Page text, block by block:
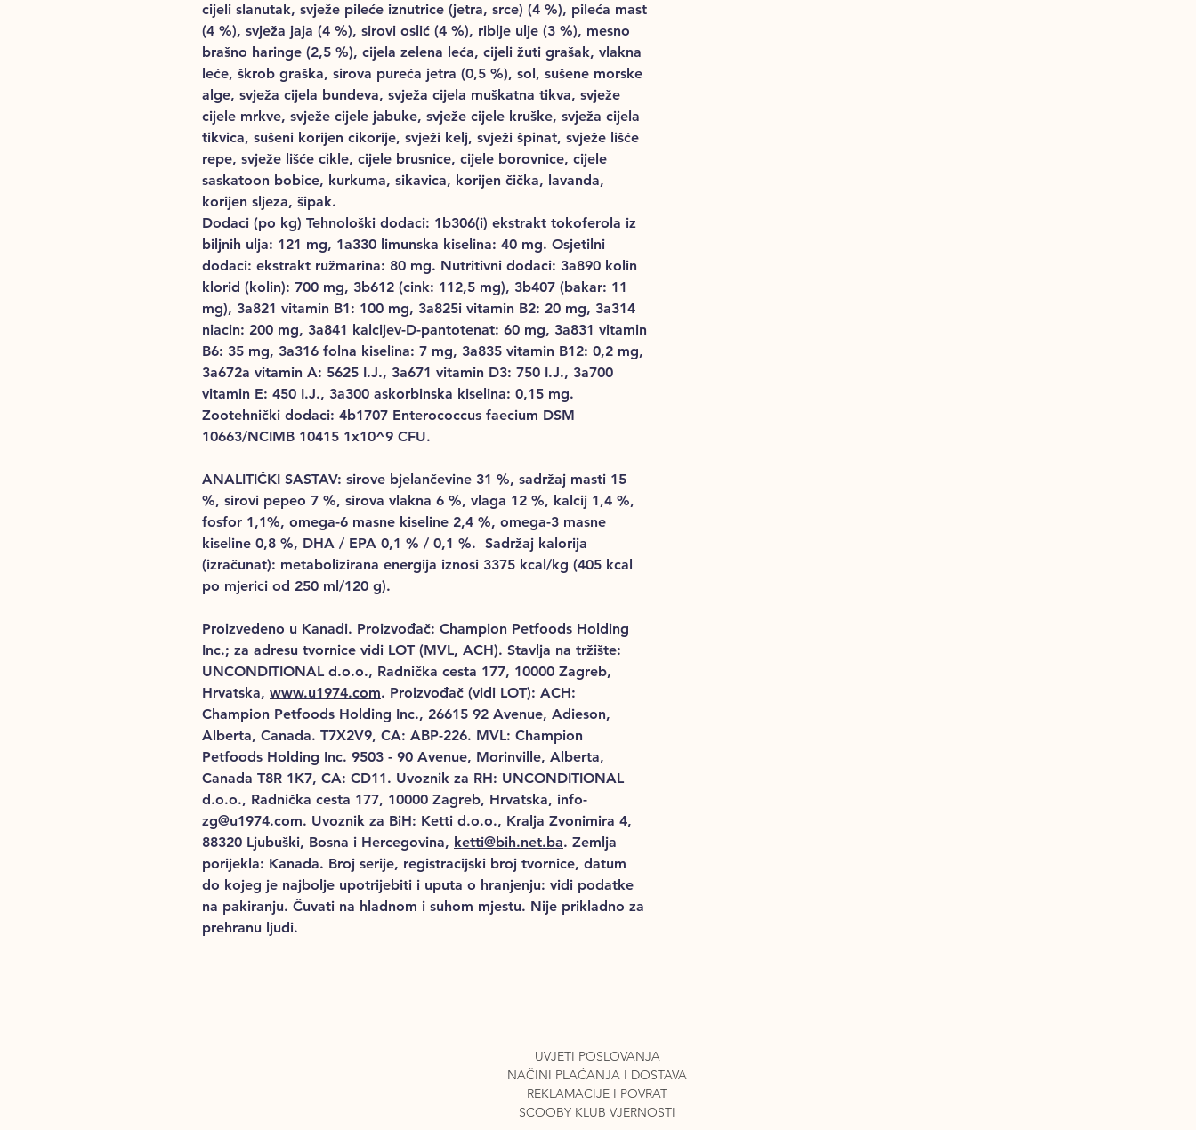
cijeli slanutak, svježe pileće iznutrice (jetra, srce) (4 %), pileća mast
(4 %), svježa jaja (4 %), sirovi oslić (4 %), riblje ulje (3 %), mesno
brašno haringe (2,5 %), cijela zelena leća, cijeli žuti grašak, vlakna
leće, škrob graška, sirova pureća jetra (0,5 %), sol, sušene morske
alge, svježa cijela bundeva, svježa cijela muškatna tikva, svježe
cijele mrkve, svježe cijele jabuke, svježe cijele kruške, svježa cijela
tikvica, sušeni korijen cikorije, svježi kelj, svježi špinat, svježe lišće
repe, svježe lišće cikle, cijele brusnice, cijele borovnice, cijele
saskatoon bobice, kurkuma, sikavica, korijen čička, lavanda,
korijen sljeza, šipak.
Dodaci (po kg) Tehnološki dodaci: 1b306(i) ekstrakt tokoferola iz
biljnih ulja: 121 mg, 1a330 limunska kiselina: 40 mg. Osjetilni
dodaci: ekstrakt ružmarina: 80 mg. Nutritivni dodaci: 3a890 kolin
klorid (kolin): 700 mg, 3b612 (cink: 112,5 mg), 3b407 (bakar: 11
mg), 3a821 vitamin B1: 100 mg, 3a825i vitamin B2: 20 mg, 3a314
niacin: 200 mg, 3a841 kalcijev-D-pantotenat: 60 mg, 3a831 vitamin
B6: 35 mg, 3a316 folna kiselina: 7 mg, 3a835 vitamin B12: 0,2 mg,
3a672a vitamin A: 5625 I.J., 3a671 vitamin D3: 750 I.J., 3a700
vitamin E: 450 I.J., 3a300 askorbinska kiselina: 0,15 mg.
Zootehnički dodaci: 4b1707 Enterococcus faecium DSM
10663/NCIMB 10415 1x10^9 CFU.
ANALITIČKI SASTAV: sirove bjelančevine 31 %, sadržaj masti 15
%, sirovi pepeo 7 %, sirova vlakna 6 %, vlaga 12 %, kalcij 1,4 %,
fosfor 1,1%, omega-6 masne kiseline 2,4 %, omega-3 masne
kiseline 0,8 %, DHA / EPA 0,1 % / 0,1 %. Sadržaj kalorija
(izračunat): metabolizirana energija iznosi 3375 kcal/kg (405 kcal
po mjerici od 250 ml/120 g).
Proizvedeno u Kanadi. Proizvođač: Champion Petfoods Holding
Inc.; za adresu tvornice vidi LOT (MVL, ACH). Stavlja na tržište:
UNCONDITIONAL d.o.o., Radnička cesta 177, 10000 Zagreb,
Hrvatska, www.u1974.com. Proizvođač (vidi LOT): ACH:
Champion Petfoods Holding Inc., 26615 92 Avenue, Adieson,
Alberta, Canada. T7X2V9, CA: ABP-226. MVL: Champion
Petfoods Holding Inc. 9503 - 90 Avenue, Morinville, Alberta,
Canada T8R 1K7, CA: CD11. Uvoznik za RH: UNCONDITIONAL
d.o.o., Radnička cesta 177, 10000 Zagreb, Hrvatska, info-
zg@u1974.com. Uvoznik za BiH: Ketti d.o.o., Kralja Zvonimira 4,
88320 Ljubuški, Bosna i Hercegovina, ketti@bih.net.ba. Zemlja
porijekla: Kanada. Broj serije, registracijski broj tvornice, datum
do kojeg je najbolje upotrijebiti i uputa o hranjenju: vidi podatke
na pakiranju. Čuvati na hladnom i suhom mjestu. Nije prikladno za
prehranu ljudi.
UVJETI POSLOVANJA
NAČINI PLAĆANJA I DOSTAVA
REKLAMACIJE I POVRAT
SCOOBY KLUB VJERNOSTI